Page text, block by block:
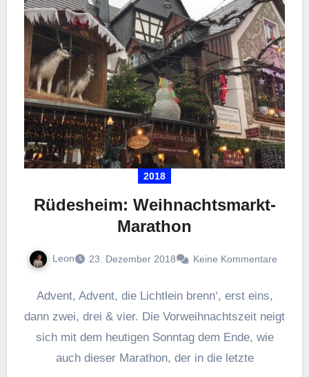
2018
Rüdesheim: Weihnachtsmarkt-
Marathon
Leon 23. Dezember 2018 Keine Kommentare
Advent, Advent, die Lichtlein brenn‘, erst eins,
dann zwei, drei & vier. Die Vorweihnachtszeit neigt
sich mit dem heutigen Sonntag dem Ende, wie
auch dieser Marathon, der in die letzte